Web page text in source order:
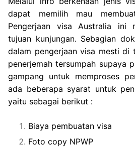
dapat memilih mau
Pengerjaan visa Australia ini
tujuan kunjungan. Sebagian
dalam pengerjaan visa mesti di
penerjemah tersumpah supaya
gampang untuk memproses
ada beberapa syarat untuk
yaitu sebagai berikut :
Biaya pembuatan visa
Foto copy NPWP